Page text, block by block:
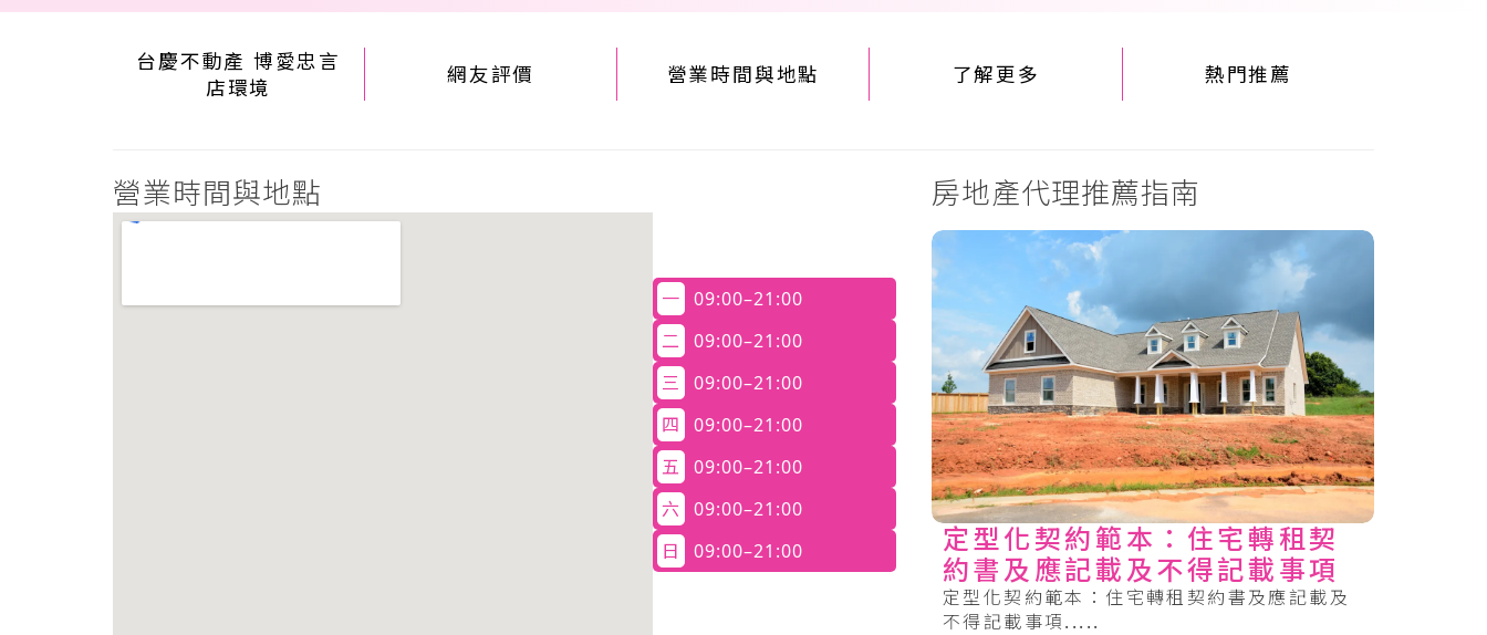
台慶不動產 博愛忠言
店環境
網友評價 營業時間與地點 了解更多 熱門推薦
營業時間與地點
一 09:00–21:00
二 09:00–21:00
三
09:00–21:00
四
09:00–21:00
五
09:00–21:00
六 09:00–21:00
日
09:00–21:00
房地產代理推薦指南
定型化契約範本：住宅轉租契
約書及應記載及不得記載事項
定型化契約範本：住宅轉租契約書及應記載及
不得記載事項.....